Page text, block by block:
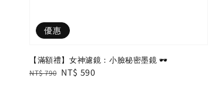
優惠
【滿額禮】女神濾鏡：小臉秘密墨鏡 🕶️
Regular
NT$ 790 Sale
NT$ 590